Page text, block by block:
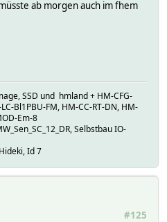
ab morgen auch im fhem
SSD und hmland + HM-CFG-
Bl1PBU-FM, HM-CC-RT-DN, HM-
Em-8
Selbstbau IO-
Id 7
#125